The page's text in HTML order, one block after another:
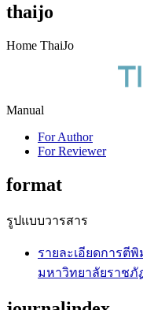
thaijo
Home ThaiJo
Manual
For Author
For Reviewer
format
รูปแบบวารสาร
รายละเอียดการตี
มหาวิทยาลัยราชภั